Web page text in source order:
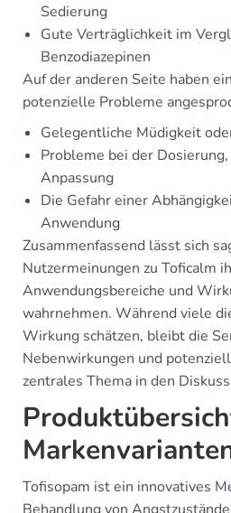
Sedierung
Gute Verträglichkeit im
Benzodiazepinen
Auf der anderen Seite haben
potenzielle Probleme
Gelegentliche Müdigkeit
Probleme bei der
Anpassung
Die Gefahr einer
Anwendung
Zusammenfassend lässt sich
Nutzermeinungen zu Toficalm
Anwendungsbereiche und
wahrnehmen. Während viele
Wirkung schätzen, bleibt die
Nebenwirkungen und
zentrales Thema in den
Tofisopam ist ein innovatives